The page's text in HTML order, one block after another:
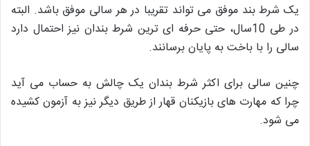
یک شرط بند موفق می تواند تقریبا در هر سالی موفق باشد. البته
در طی 10سال، حتی حرفه ای ترین شرط بندان نیز احتمال دارد
سالی را با باخت به پایان برسانند.
چنین سالی برای اکثر شرط بندان یک چالش به حساب می آید
چرا که مهارت های بازیکنان قهار از طریق دیگر نیز به آزمون کشیده
می شود.